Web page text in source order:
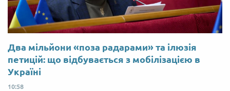
Два мільйони «поза радарами» та ілюзія
петицій: що відбувається з мобілізацією в
Україні
10:58